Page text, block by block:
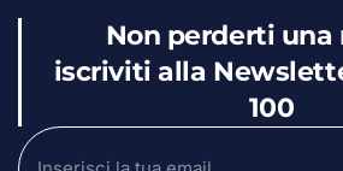
Non perderti una
iscriviti alla
100